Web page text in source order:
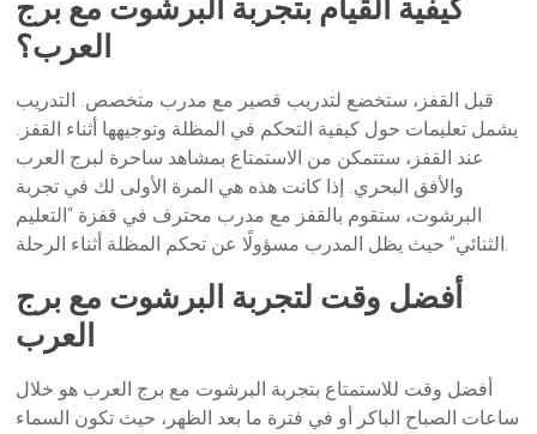
العرب؟
قبل القفز، ستخضع لتدريب قصير مع مدرب متخصص. التدريب
يشمل تعليمات حول كيفية التحكم في المظلة وتوجيهها أثناء القفز.
عند القفز، ستتمكن من الاستمتاع بمشاهد ساحرة لبرج العرب
والأفق البحري. إذا كانت هذه هي المرة الأولى لك في تجربة
البرشوت، ستقوم بالقفز مع مدرب محترف في قفزة “التعليم
الثنائي” حيث يظل المدرب مسؤولًا عن تحكم المظلة أثناء الرحلة.
أفضل وقت لتجربة البرشوت مع برج
العرب
أفضل وقت للاستمتاع بتجربة البرشوت مع برج العرب هو خلال
ساعات الصباح الباكر أو في فترة ما بعد الظهر، حيث تكون السماء